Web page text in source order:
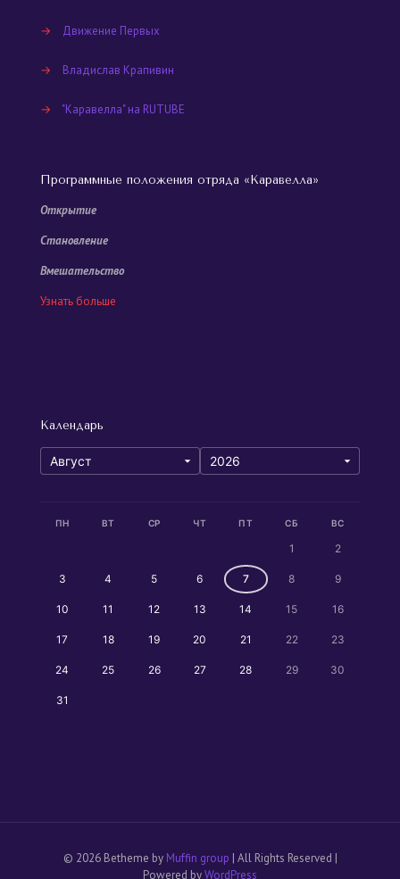
→ Движение Первых
→ Владислав Крапивин
→ "Каравелла" на RUTUBE
Программные положения отряда «Каравелла»
Открытие
Становление
Вмешательство
Узнать больше
Календарь
ПН ВТ СР ЧТ ПТ СБ ВС
1 2
3 4 5 6 7 8 9
10 11 12 13 14 15 16
17 18 19 20 21 22 23
24 25 26 27 28 29 30
31
© 2026 Betheme by Muffin group | All Rights Reserved |
Powered byWordPress